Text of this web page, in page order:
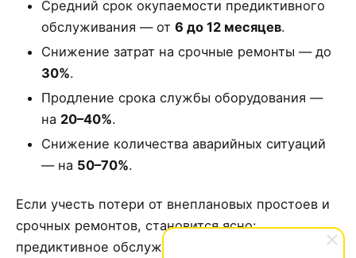
Средний срок окупаемости предиктивного
обслуживания — от 6 до 12 месяцев.
Снижение затрат на срочные ремонты — до
30%.
Продление срока службы оборудования —
на 20–40%.
Снижение количества аварийных ситуаций
— на 50–70%.
Если учесть потери от внеплановых простоев и
срочных ремонтов, становится ясно:
предиктивное обслуживание — это не роскошь,